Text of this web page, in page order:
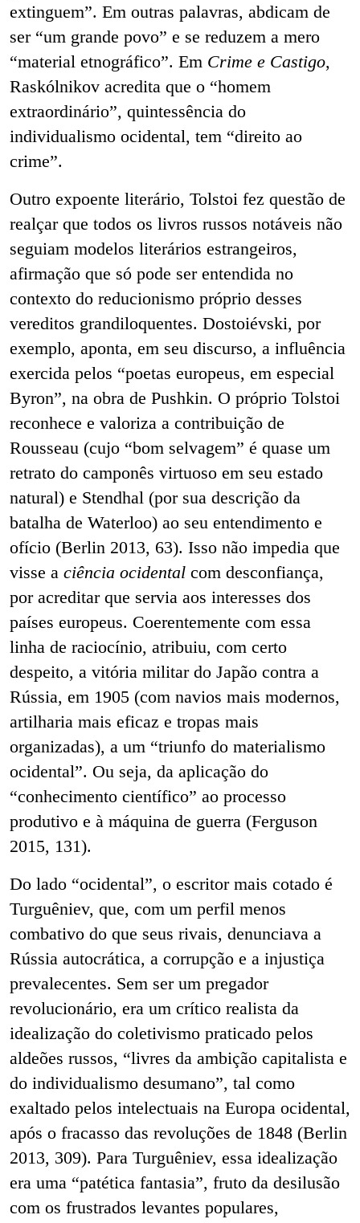
extinguem”. Em outras palavras, abdicam de
ser “um grande povo” e se reduzem a mero
“material etnográfico”. Em Crime e Castigo,
Raskólnikov acredita que o “homem
extraordinário”, quintessência do
individualismo ocidental, tem “direito ao
crime”.
Outro expoente literário, Tolstoi fez questão de
realçar que todos os livros russos notáveis não
seguiam modelos literários estrangeiros,
afirmação que só pode ser entendida no
contexto do reducionismo próprio desses
vereditos grandiloquentes. Dostoiévski, por
exemplo, aponta, em seu discurso, a influência
exercida pelos “poetas europeus, em especial
Byron”, na obra de Pushkin. O próprio Tolstoi
reconhece e valoriza a contribuição de
Rousseau (cujo “bom selvagem” é quase um
retrato do camponês virtuoso em seu estado
natural) e Stendhal (por sua descrição da
batalha de Waterloo) ao seu entendimento e
ofício (Berlin 2013, 63). Isso não impedia que
visse a ciência ocidental com desconfiança,
por acreditar que servia aos interesses dos
países europeus. Coerentemente com essa
linha de raciocínio, atribuiu, com certo
despeito, a vitória militar do Japão contra a
Rússia, em 1905 (com navios mais modernos,
artilharia mais eficaz e tropas mais
organizadas), a um “triunfo do materialismo
ocidental”. Ou seja, da aplicação do
“conhecimento científico” ao processo
produtivo e à máquina de guerra (Ferguson
2015, 131).
Do lado “ocidental”, o escritor mais cotado é
Turguêniev, que, com um perfil menos
combativo do que seus rivais, denunciava a
Rússia autocrática, a corrupção e a injustiça
prevalecentes. Sem ser um pregador
revolucionário, era um crítico realista da
idealização do coletivismo praticado pelos
aldeões russos, “livres da ambição capitalista e
do individualismo desumano”, tal como
exaltado pelos intelectuais na Europa ocidental,
após o fracasso das revoluções de 1848 (Berlin
2013, 309). Para Turguêniev, essa idealização
era uma “patética fantasia”, fruto da desilusão
com os frustrados levantes populares,